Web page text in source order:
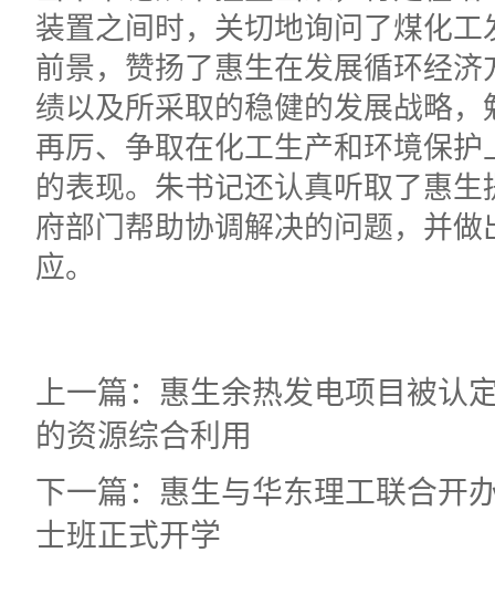
装置之间时，关切地询问了煤化
前景，赞扬了惠生在发展循环经
绩以及所采取的稳健的发展战略
再厉、争取在化工生产和环境保
的表现。朱书记还认真听取了惠
府部门帮助协调解决的问题，并
应。
上一篇：惠生余热发电项目被认
的资源综合利用
下一篇：惠生与华东理工联合开
士班正式开学